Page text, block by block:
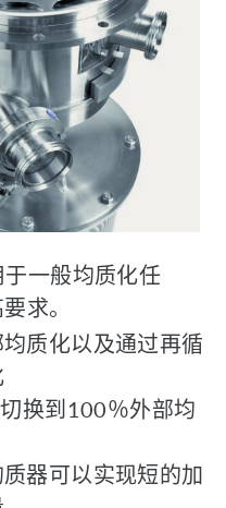
于一般均质化任
求。
质化以及通过再循
换到100％外部均
器可以实现短的加